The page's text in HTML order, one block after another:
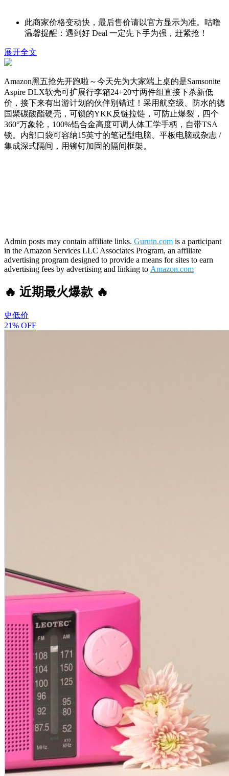
此商家价格变动快，最后售价请以官方显示为准。咕噜
温馨提醒：遇到好 Deal 一定先下手为强，赶紧抢！
展开全文
Amazon黑五抢先开跑啦～今天先为大家端上桌的是Samsonite
Aspire DLX软壳可扩展行李箱24+20寸两件组直接下杀新低
价，接下来有出游计划的伙伴别错过！采用航空级、防水的德
国聚碳酸酯硬壳，可锁的YKK反链拉链，可防止爆裂，四个
360°万象轮，100%铝合金高度可调人体工学手柄，自带TSA
锁。内部口袋可容纳15英寸的笔记型电脑、平板电脑或杂志 /
集成深式隔间，用铆钉加固的隔间框架。
Admin posts may contain affiliate links. Guruin.com is a participant
in the Amazon Services LLC Associates Program, an affiliate
advertising program designed to provide a means for sites to earn
advertising fees by advertising and linking to Amazon.com
🔥 近期最火爆款 🔥
史低价
21% OFF